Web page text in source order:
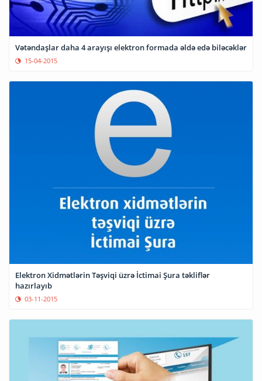
Vətəndaşlar daha 4 arayışı elektron formada əldə edə biləcəklər
15-04-2015
Elektron Xidmətlərin Təşviqi üzrə İctimai Şura təkliflər
hazırlayıb
03-11-2015